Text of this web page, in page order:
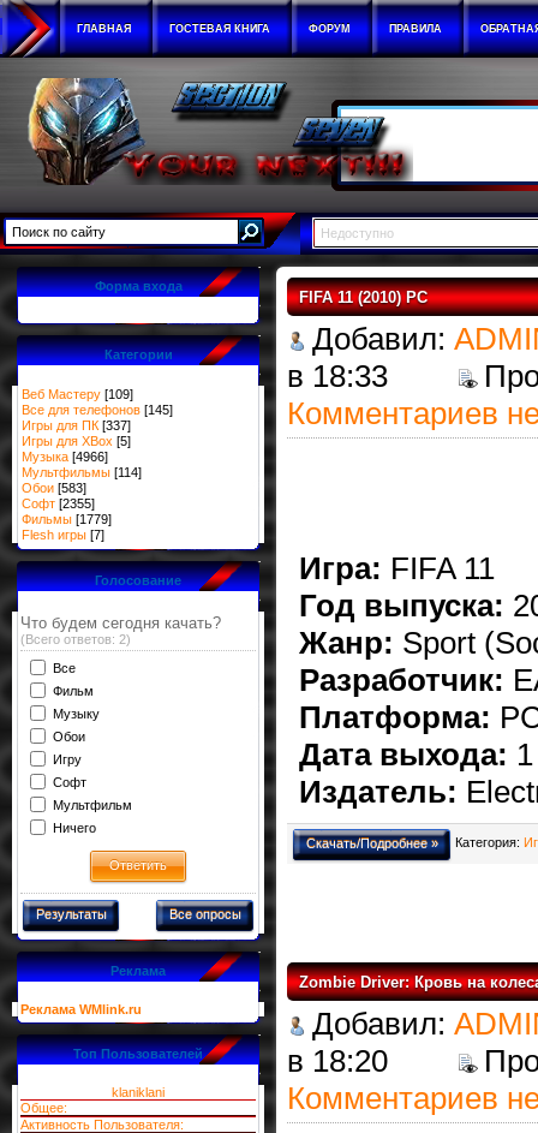
ГЛАВНАЯ ГОСТЕВАЯ КНИГА ФОРУМ ПРАВИЛА
Недоступно
Форма входа
Категории
Веб Мастеру [109]
Все для телефонов [145]
Игры для ПК [337]
Игры для XBox [5]
Музыка [4966]
Мультфильмы [114]
Обои [583]
Софт [2355]
Фильмы [1779]
Flesh игры [7]
Голосование
Что будем сегодня качать?
(Всего ответов: 2)
Все
Фильм
Музыку
Обои
Игру
Софт
Мультфильм
Ничего
Результаты Все опросы
Реклама
Реклама WMlink.ru
Топ Пользователей
klaniklani
Общее:
Активность Пользователя:
FIFA 11 (2010) PC
Добавил:
в 18:33
Комментариев
Игра: FIFA 11
Год выпуска:
Жанр: Sport
Разработчик:
Платформа:
Дата выхода:
Издатель:
Категория:
Скачать/Подробнее »
Zombie Driver: Кровь на
Добавил:
в 18:20
Комментариев